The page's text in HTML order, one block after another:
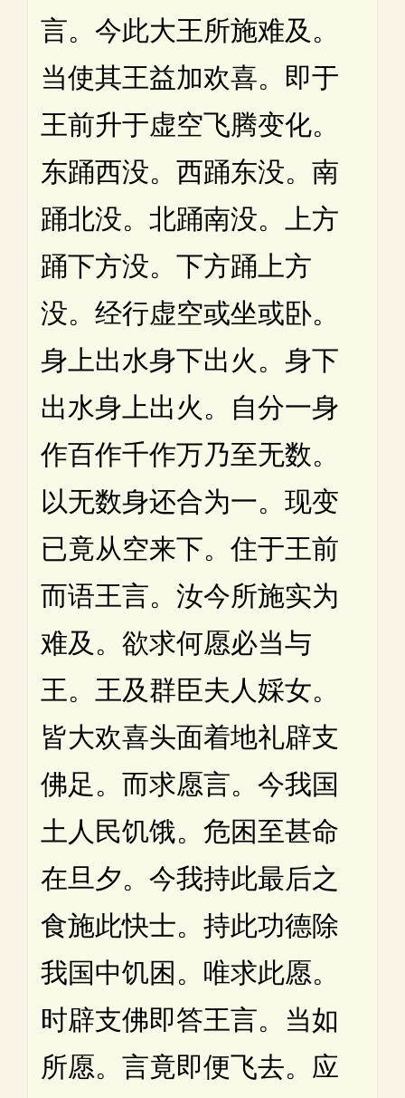
言。今此大王所施难及。
当使其王益加欢喜。即于
王前升于虚空飞腾变化。
东踊西没。西踊东没。南
踊北没。北踊南没。上方
踊下方没。下方踊上方
没。经行虚空或坐或卧。
身上出水身下出火。身下
出水身上出火。自分一身
作百作千作万乃至无数。
以无数身还合为一。现变
已竟从空来下。住于王前
而语王言。汝今所施实为
难及。欲求何愿必当与
王。王及群臣夫人婇女。
皆大欢喜头面着地礼辟支
佛足。而求愿言。今我国
土人民饥饿。危困至甚命
在旦夕。今我持此最后之
食施此快士。持此功德除
我国中饥困。唯求此愿。
时辟支佛即答王言。当如
所愿。言竟即便飞去。应